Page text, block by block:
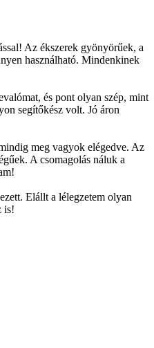
Az ékszerek gyönyörűek, a
használható. Mindenkinek
és pont olyan szép, mint
segítőkész volt. Jó áron
meg vagyok elégedve. Az
A csomagolás náluk a
Elállt a lélegzetem olyan
is!